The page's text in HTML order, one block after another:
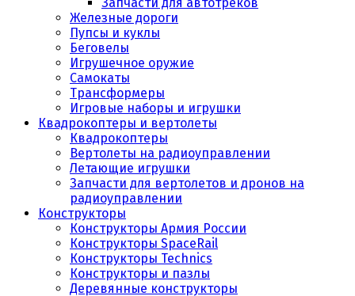
Железные дороги
Пупсы и куклы
Беговелы
Игрушечное оружие
Самокаты
Трансформеры
Игровые наборы и игрушки
Квадрокоптеры и вертолеты
Квадрокоптеры
Вертолеты на радиоуправлении
Летающие игрушки
Запчасти для вертолетов и дронов на
радиоуправлении
Конструкторы
Конструкторы Армия России
Конструкторы SpaceRail
Конструкторы Technics
Конструкторы и пазлы
Деревянные конструкторы